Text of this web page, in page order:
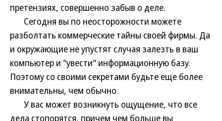
претензиях, совершенно забыв о деле.
Сегодня вы по неосторожности можете
разболтать коммерческие тайны своей фирмы. Да
и окружающие не упустят случая залезть в ваш
компьютер и "увести" информационную базу.
Поэтому со своими секретами будьте еще более
внимательны, чем обычно.
У вас может возникнуть ощущение, что все
дела стопорятся, причем чем больше вы